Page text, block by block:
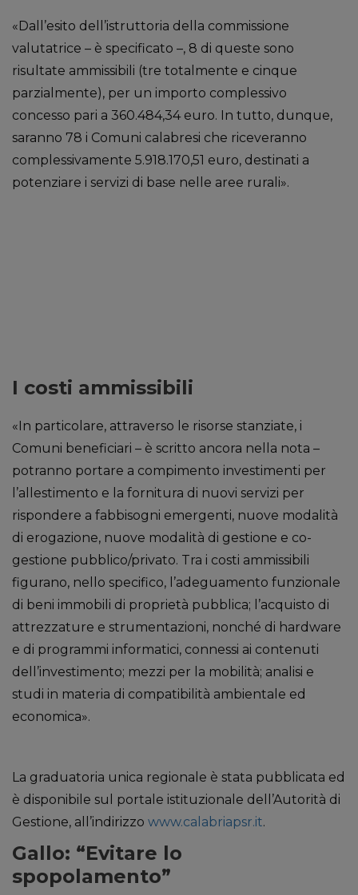
«Dall’esito dell’istruttoria della commissione
valutatrice – è specificato –, 8 di queste sono
risultate ammissibili (tre totalmente e cinque
parzialmente), per un importo complessivo
concesso pari a 360.484,34 euro. In tutto, dunque,
saranno 78 i Comuni calabresi che riceveranno
complessivamente 5.918.170,51 euro, destinati a
potenziare i servizi di base nelle aree rurali».
I costi ammissibili
«In particolare, attraverso le risorse stanziate, i
Comuni beneficiari – è scritto ancora nella nota –
potranno portare a compimento investimenti per
l’allestimento e la fornitura di nuovi servizi per
rispondere a fabbisogni emergenti, nuove modalità
di erogazione, nuove modalità di gestione e co-
gestione pubblico/privato. Tra i costi ammissibili
figurano, nello specifico, l’adeguamento funzionale
di beni immobili di proprietà pubblica; l’acquisto di
attrezzature e strumentazioni, nonché di hardware
e di programmi informatici, connessi ai contenuti
dell’investimento; mezzi per la mobilità; analisi e
studi in materia di compatibilità ambientale ed
economica».
La graduatoria unica regionale è stata pubblicata ed
è disponibile sul portale istituzionale dell’Autorità di
Gestione, all’indirizzo www.calabriapsr.it.
Gallo: “Evitare lo
spopolamento”